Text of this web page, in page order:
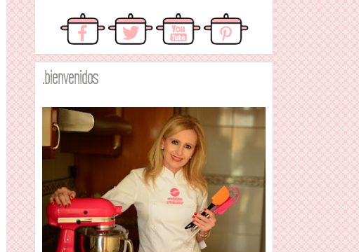
.bienvenidos